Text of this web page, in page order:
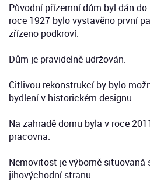
Původní přízemní dům byl dán
roce 1927 bylo vystavěno první
zřízeno podkroví.
Dům je pravidelně udržován.
Citlivou rekonstrukcí by bylo
bydlení v historickém designu.
Na zahradě domu byla v roce
pracovna.
Nemovitost je výborně situovaná
jihovýchodní stranu.